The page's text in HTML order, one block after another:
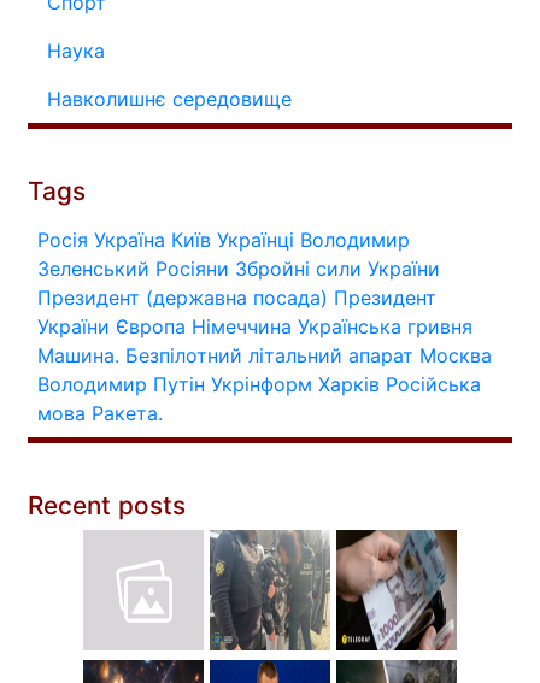
Наука
Навколишнє середовище
Tags
Росія Україна Київ Українці Володимир
Зеленський Росіяни Збройні сили України
Президент (державна посада) Президент
України Європа Німеччина Українська гривня
Машина. Безпілотний літальний апарат Москва
Володимир Путін Укрінформ Харків Російська
мова Ракета.
Recent posts